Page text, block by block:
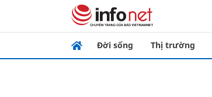
Đời sống Thị trường